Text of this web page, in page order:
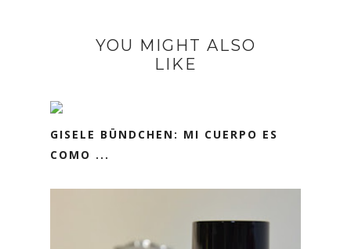
YOU MIGHT ALSO
LIKE
GISELE BÜNDCHEN: MI CUERPO ES
COMO ...